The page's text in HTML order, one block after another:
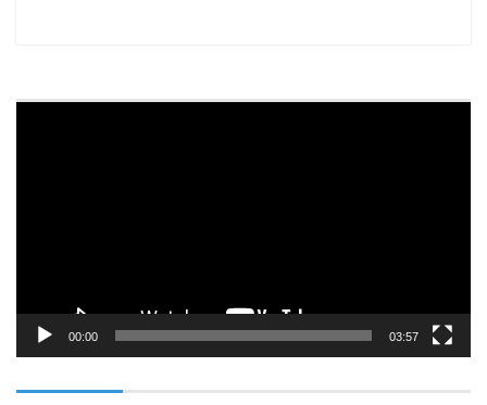
00:00 03:57